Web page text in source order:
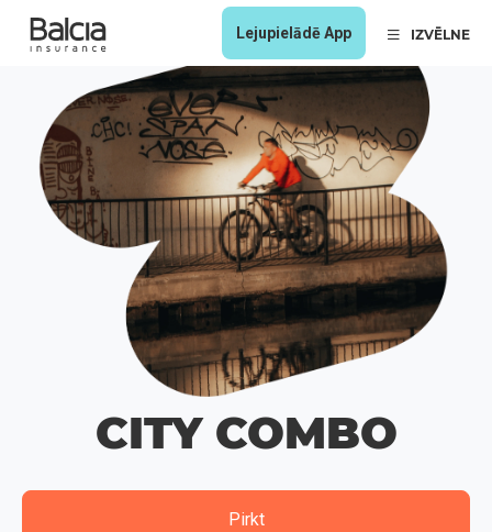
Lejupielādē App IZVĒLNE
CITY COMBO
Pirkt